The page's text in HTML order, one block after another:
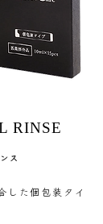
RINSE
ス
した個包装タイ